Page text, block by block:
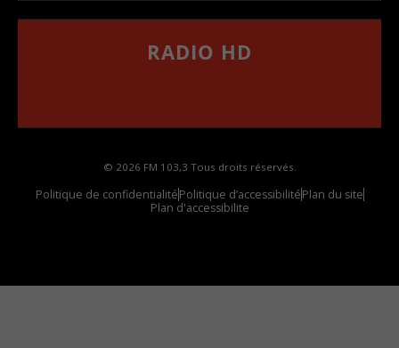
RADIO HD
© 2026 FM 103,3 Tous droits réservés.
Politique de confidentialitéPolitique d’accessibilitéPlan du site
Plan d'accessibilite